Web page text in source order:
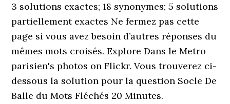
3 solutions exactes; 18 synonymes; 5 solutions
partiellement exactes Ne fermez pas cette
page si vous avez besoin d’autres réponses du
mêmes mots croisés. Explore Dans le Metro
parisien's photos on Flickr. Vous trouverez ci-
dessous la solution pour la question Socle De
Balle du Mots Fléchés 20 Minutes.